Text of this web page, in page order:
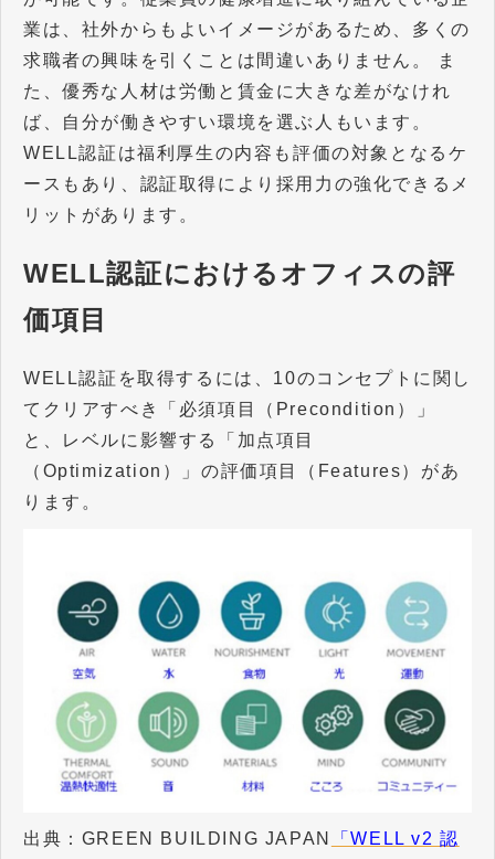
業は、社外からもよいイメージがあるため、多くの
求職者の興味を引くことは間違いありません。 ま
た、優秀な人材は労働と賃金に大きな差がなけれ
ば、自分が働きやすい環境を選ぶ人もいます。
WELL認証は福利厚生の内容も評価の対象となるケ
ースもあり、認証取得により採用力の強化できるメ
リットがあります。
WELL認証におけるオフィスの評
価項目
WELL認証を取得するには、10のコンセプトに関し
てクリアすべき「必須項目（Precondition）」
と、レベルに影響する「加点項目
（Optimization）」の評価項目（Features）があ
ります。
出典：GREEN BUILDING JAPAN
「WELL v2 認